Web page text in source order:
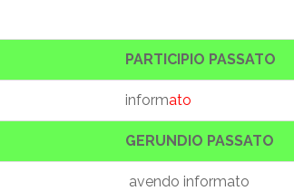
PARTICIPIO PASSATO
informato
GERUNDIO PASSATO
avendo informato